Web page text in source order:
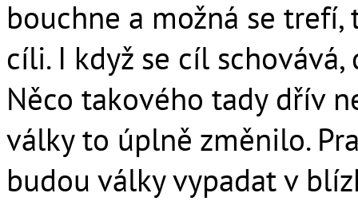
bouchne a možná se
cíli. I když se cíl
Něco takového tady dřív
války to úplně změnilo.
budou války vypadat v